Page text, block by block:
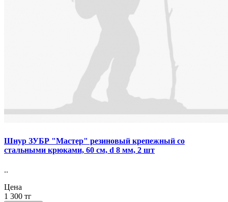
Шнур ЗУБР "Мастер" резиновый крепежный со
стальными крюками, 60 см, d 8 мм, 2 шт
..
Цена
1 300 тг